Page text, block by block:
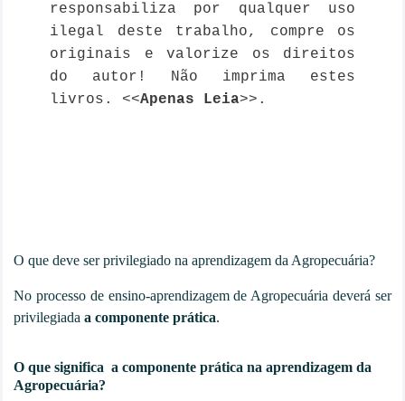
responsabiliza por qualquer uso
ilegal deste trabalho, compre os
originais e valorize os direitos
do autor! Não imprima estes
livros. <<Apenas Leia>>.
O que deve ser privilegiado na aprendizagem da Agropecuária?
No processo de ensino-aprendizagem de Agropecuária deverá ser
privilegiada a componente prática.
O que significa a componente prática na aprendizagem da
Agropecuária?